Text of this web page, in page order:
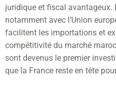
juridique et fiscal avantageux.
notamment avec l’Union
facilitent les importations et
compétitivité du marché
sont devenus le premier
que la France reste en tête